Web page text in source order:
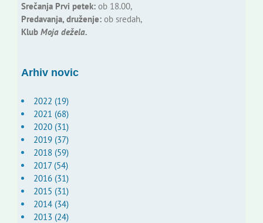
Srečanja Prvi petek:ob 18.00,
Predavanja, druženje:ob sredah,
Klub Moja dežela.
Arhiv novic
2022 (19)
2021 (68)
2020 (31)
2019 (37)
2018 (59)
2017 (54)
2016 (31)
2015 (31)
2014 (34)
2013 (24)